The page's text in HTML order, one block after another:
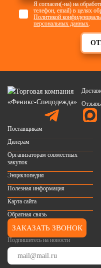
Я согласен(-на) на
телефон, email) в целях
Политикой
персональных данных.
Подпишитесь на новости
Поставщикам
Дилерам
Организаторам совместных
закупок
Энциклопедия
Полезная информация
Карта сайта
Обратная связь
ЗАКАЗАТЬ ЗВОНОК